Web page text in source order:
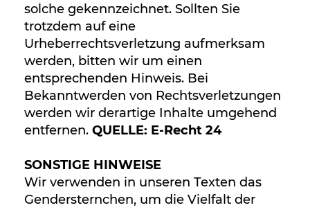
solche gekennzeichnet. Sollten Sie
trotzdem auf eine
Urheberrechtsverletzung aufmerksam
werden, bitten wir um einen
entsprechenden Hinweis. Bei
Bekanntwerden von Rechtsverletzungen
werden wir derartige Inhalte umgehend
entfernen. QUELLE: E-Recht 24
SONSTIGE HINWEISE
Wir verwenden in unseren Texten das
Gendersternchen, um die Vielfalt der